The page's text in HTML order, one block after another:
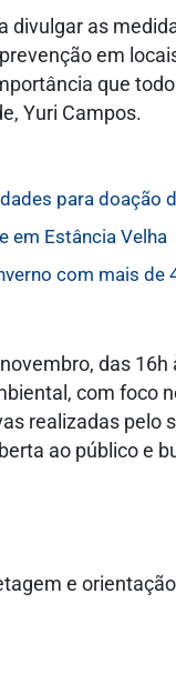
divulgar as
em
que
Yuri Campos.
para doação
em Estância Velha
com mais
das
com foco
realizadas pelo
ao público e
e